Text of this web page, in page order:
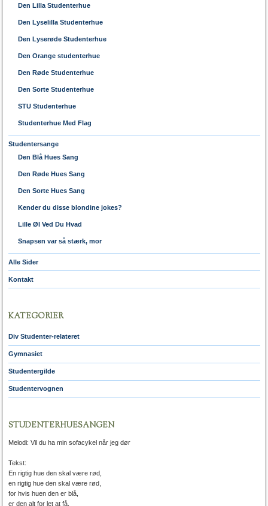
Den Lilla Studenterhue
Den Lyselilla Studenterhue
Den Lyserøde Studenterhue
Den Orange studenterhue
Den Røde Studenterhue
Den Sorte Studenterhue
STU Studenterhue
Studenterhue Med Flag
Studentersange
Den Blå Hues Sang
Den Røde Hues Sang
Den Sorte Hues Sang
Kender du disse blondine jokes?
Lille Øl Ved Du Hvad
Snapsen var så stærk, mor
Alle Sider
Kontakt
KATEGORIER
Div Studenter-relateret
Gymnasiet
Studentergilde
Studentervognen
STUDENTERHUESANGEN
Melodi: Vil du ha min sofacykel når jeg dør
Tekst:
En rigtig hue den skal være rød,
en rigtig hue den skal være rød,
for hvis huen den er blå,
er den alt for let at få,